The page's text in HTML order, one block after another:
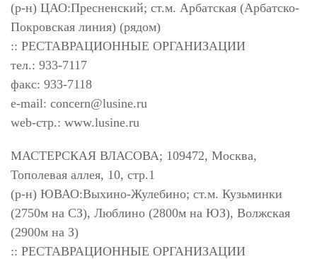
(р-н) ЦАО:Пресненский; ст.м. Арбатская (Арбатско-
Покровская линия) (рядом)
:: РЕСТАВРАЦИОННЫЕ ОРГАНИЗАЦИИ
тел.: 933-7117
факс: 933-7118
e-mail: concern@lusine.ru
web-стр.: www.lusine.ru
МАСТЕРСКАЯ ВЛАСОВА; 109472, Москва,
Тополевая аллея, 10, стр.1
(р-н) ЮВАО:Выхино-Жулебино; ст.м. Кузьминки
(2750м на СЗ), Люблино (2800м на ЮЗ), Волжская
(2900м на З)
:: РЕСТАВРАЦИОННЫЕ ОРГАНИЗАЦИИ